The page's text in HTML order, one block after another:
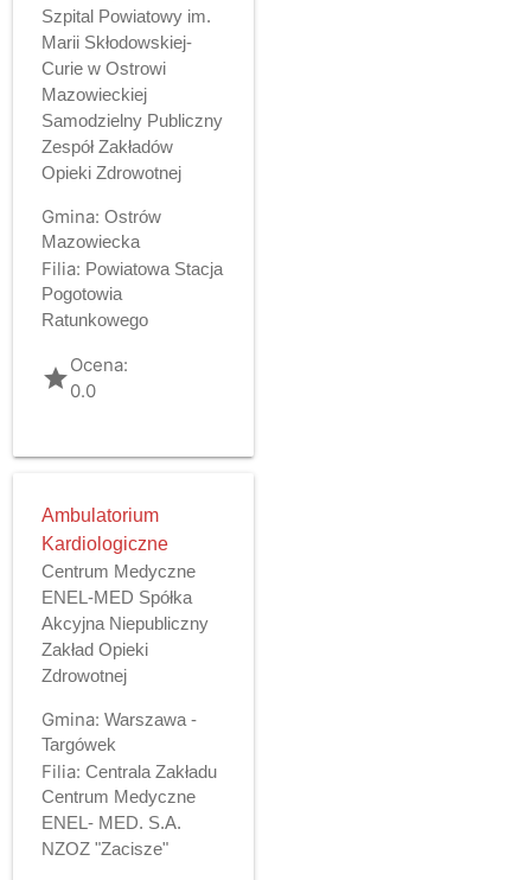
Szpital Powiatowy im.
Marii Skłodowskiej-
Curie w Ostrowi
Mazowieckiej
Samodzielny Publiczny
Zespół Zakładów
Opieki Zdrowotnej
Gmina: Ostrów
Mazowiecka
Filia: Powiatowa Stacja
Pogotowia
Ratunkowego
gradeOcena:
0.0
Ambulatorium
Kardiologiczne
Centrum Medyczne
ENEL-MED Spółka
Akcyjna Niepubliczny
Zakład Opieki
Zdrowotnej
Gmina: Warszawa -
Targówek
Filia: Centrala Zakładu
Centrum Medyczne
ENEL- MED. S.A.
NZOZ "Zacisze"